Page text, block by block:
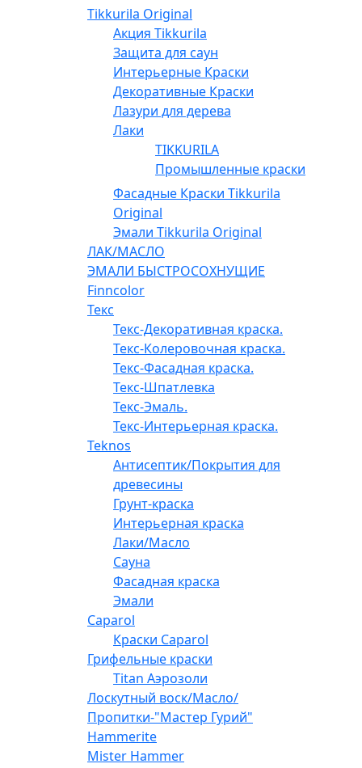
Tikkurila Original
Акция Tikkurila
Защита для саун
Интерьерные Краски
Декоративные Краски
Лазури для дерева
Лаки
TIKKURILA
Промышленные краски
Фасадные Краски Tikkurila
Original
Эмали Tikkurila Original
ЛАК/МАСЛО
ЭМАЛИ БЫСТРОСОХНУЩИЕ
Finncolor
Текс
Текс-Декоративная краска.
Текс-Колеровочная краска.
Текс-Фасадная краска.
Текс-Шпатлевка
Текс-Эмаль.
Текс-Интерьерная краска.
Teknos
Антисептик/Покрытия для
древесины
Грунт-краска
Интерьерная краска
Лаки/Масло
Сауна
Фасадная краска
Эмали
Caparol
Краски Caparol
Грифельные краски
Titan Аэрозоли
Лоскутный воск/Масло/
Пропитки-"Мастер Гурий"
Hammerite
Mister Hammer